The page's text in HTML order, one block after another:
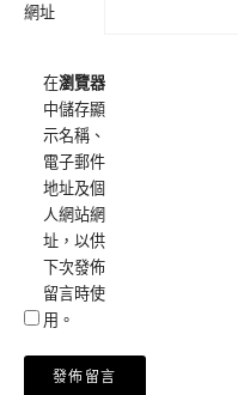
網址
在瀏覽器
中儲存顯
示名稱、
電子郵件
地址及個
人網站網
址，以供
下次發佈
留言時使
用。